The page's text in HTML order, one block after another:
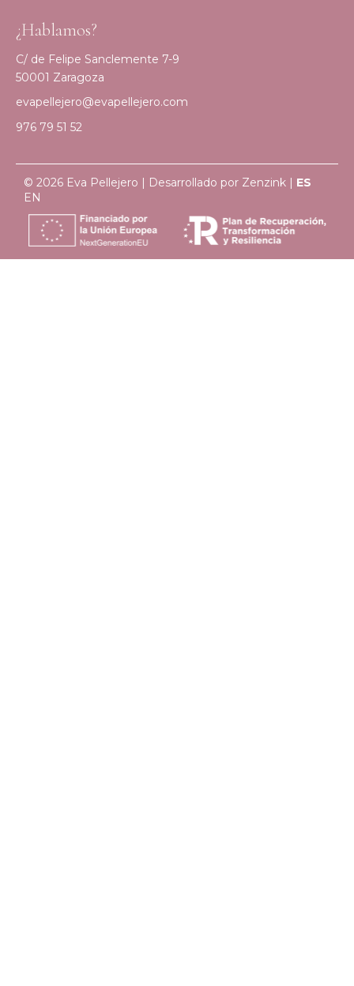
¿Hablamos?
C/ de Felipe Sanclemente 7-9
50001 Zaragoza
evapellejero@evapellejero.com
976 79 51 52
© 2026 Eva Pellejero | Desarrollado por Zenzink
ES
EN